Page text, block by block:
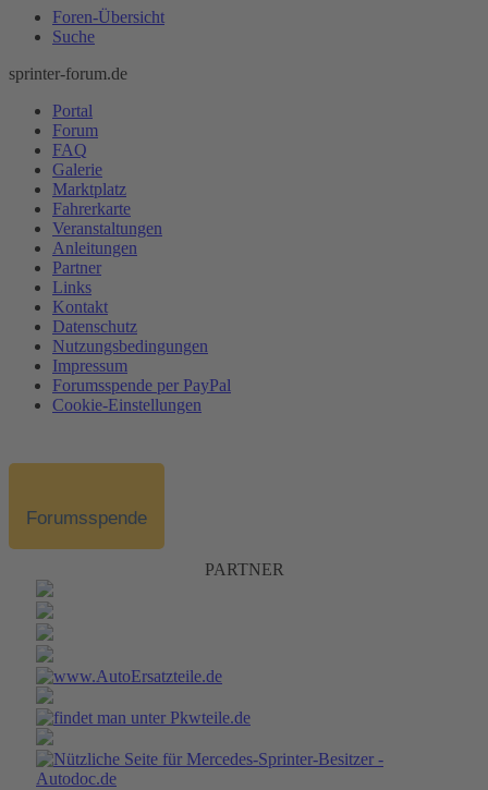
Foren-Übersicht
Suche
sprinter-forum.de
Portal
Forum
FAQ
Galerie
Marktplatz
Fahrerkarte
Veranstaltungen
Anleitungen
Partner
Links
Kontakt
Datenschutz
Nutzungsbedingungen
Impressum
Forumsspende per PayPal
Cookie-Einstellungen
Forumsspende
PARTNER